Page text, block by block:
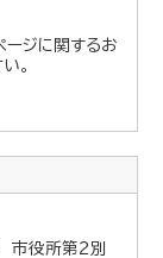
ージに関するお
。
役所第2別